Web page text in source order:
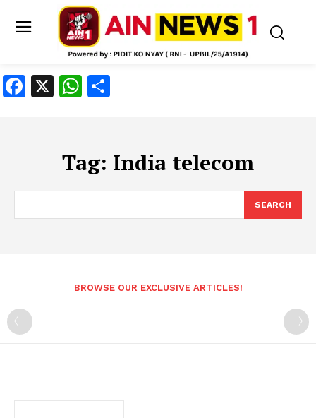
Facebook
X WhatsApp
Tag: India telecom
SEARCH
BROWSE OUR EXCLUSIVE ARTICLES!